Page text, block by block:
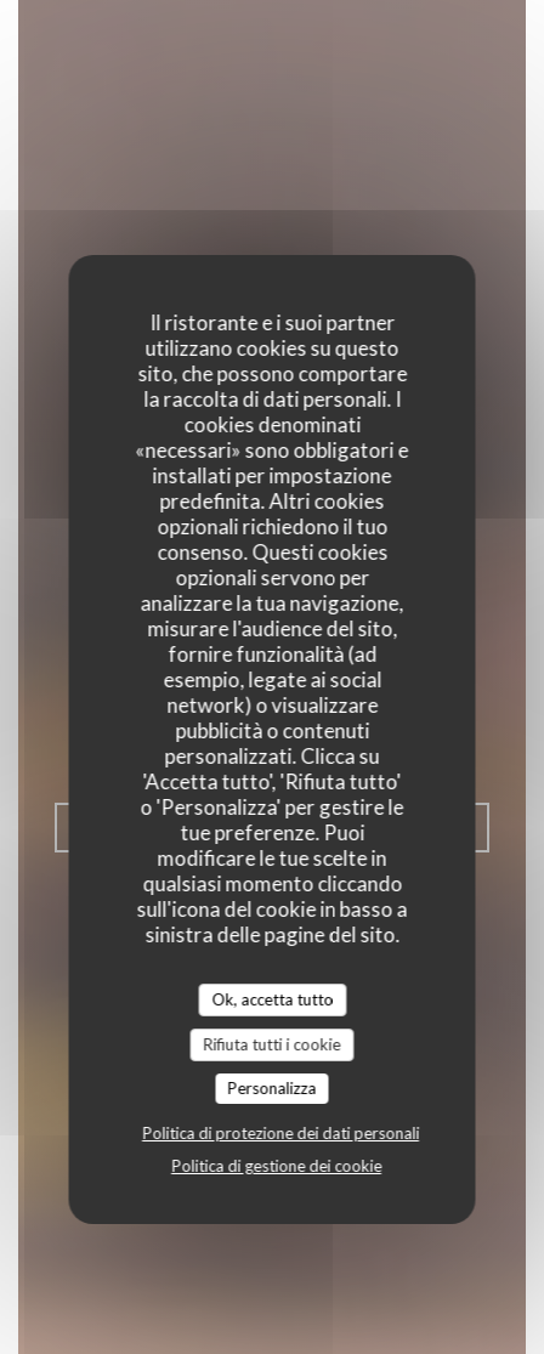
Il ristorante e i suoi partner
utilizzano cookies su questo
sito, che possono comportare
la raccolta di dati personali. I
cookies denominati
«necessari» sono obbligatori e
installati per impostazione
predefinita. Altri cookies
opzionali richiedono il tuo
consenso. Questi cookies
opzionali servono per
analizzare la tua navigazione,
misurare l'audience del sito,
fornire funzionalità (ad
esempio, legate ai social
network) o visualizzare
pubblicità o contenuti
personalizzati. Clicca su
'Accetta tutto', 'Rifiuta tutto'
o 'Personalizza' per gestire le
tue preferenze. Puoi
modificare le tue scelte in
qualsiasi momento cliccando
sull'icona del cookie in basso a
sinistra delle pagine del sito.
Ok, accetta tutto
Rifiuta tutti i cookie
Personalizza
Politica di protezione dei dati personali
Politica di gestione dei cookie
Epilogue
BISTROT / CUCINA FRANCESE /
TERRAZZA|ASNIÈRES-SUR-SEINE
PRENOTA